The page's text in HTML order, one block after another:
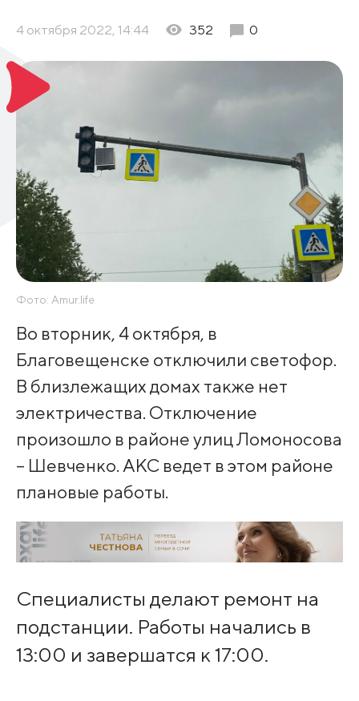
4 октября 2022, 14:44 352 0
Фото: Amur.life
Во вторник, 4 октября, в
Благовещенске отключили светофор.
В близлежащих домах также нет
электричества. Отключение
произошло в районе улиц Ломоносова
– Шевченко. АКС ведет в этом районе
плановые работы.
Специалисты делают ремонт на
подстанции. Работы начались в
13:00 и завершатся к 17:00.